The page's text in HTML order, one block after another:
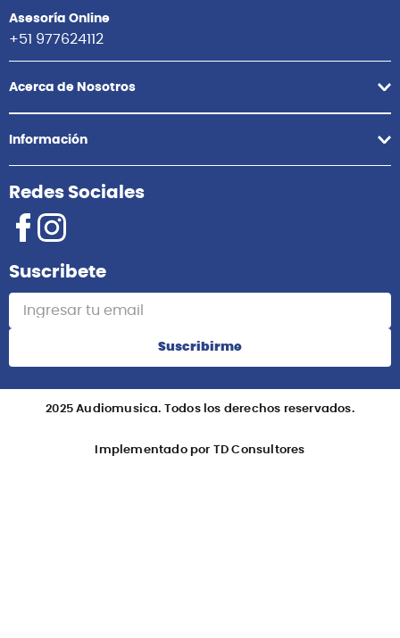
Asesoría Online
+51 977624112
Acerca de Nosotros
Información
Redes Sociales
Suscribete
Suscribirme
2025 Audiomusica. Todos los derechos reservados.
Implementado por TD Consultores